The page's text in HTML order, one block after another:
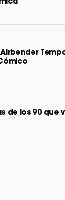
de los 90 que